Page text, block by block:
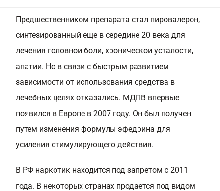
Предшественником препарата стал пировалерон,
синтезированный еще в середине 20 века для
лечения головной боли, хронической усталости,
апатии. Но в связи с быстрым развитием
зависимости от использования средства в
лечебных целях отказались. МДПВ впервые
появился в Европе в 2007 году. Он был получен
путем изменения формулы эфедрина для
усиления стимулирующего действия.
В РФ наркотик находится под запретом с 2011
года. В некоторых странах продается под видом